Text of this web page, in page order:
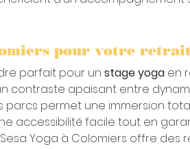
pour votre
parfait pour un stage yoga en
contraste apaisant entre
permet une immersion
accessibilité facile tout en
Yoga à Colomiers offre